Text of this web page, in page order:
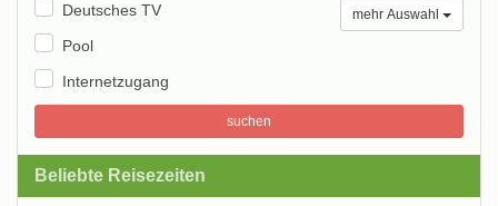
mehr Auswahl
Deutsches TV
Pool
Internetzugang
suchen
Beliebte Reisezeiten